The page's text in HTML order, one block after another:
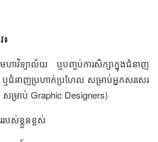
៖
ាវិទ្យាល័យ ឬបញ្ចប់ការសិក្សាក្នុងជំនាញ
ឬជំនាញប្រហាក់ប្រហែល សម្រាប់​អ្នក​សរសេរ
ម្រាប់​ Graphic Designers)​
បស់ខ្លួនខ្ពស់